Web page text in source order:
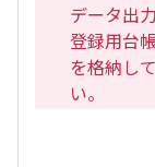
データ出
登録用台
を格納し
い。